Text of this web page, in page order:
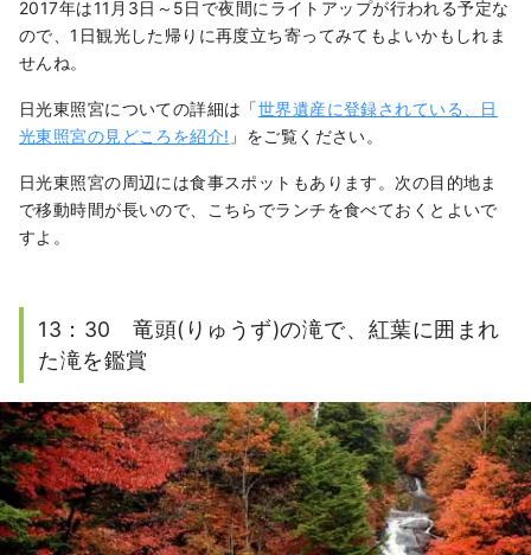
2017年は11月3日～5日で夜間にライトアップが行われる予定な
ので、1日観光した帰りに再度立ち寄ってみてもよいかもしれま
せんね。
日光東照宮についての詳細は「世界遺産に登録されている、日
光東照宮の見どころを紹介! 」をご覧ください。
日光東照宮の周辺には食事スポットもあります。次の目的地ま
で移動時間が長いので、こちらでランチを食べておくとよいで
すよ。
13：30 竜頭(りゅうず)の滝で、紅葉に囲まれ
た滝を鑑賞